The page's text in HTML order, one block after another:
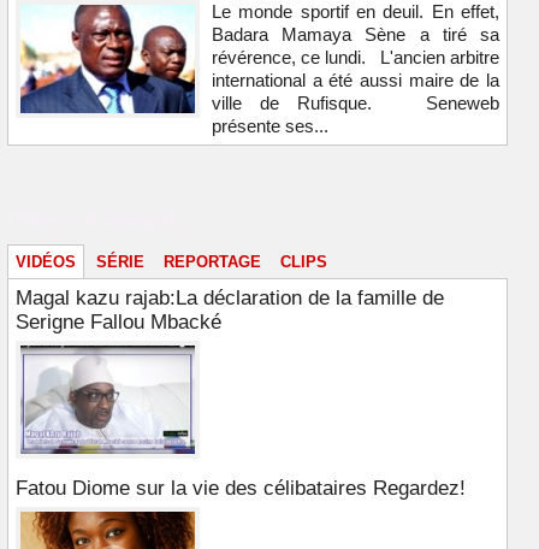
Le monde sportif en deuil. En effet,
Badara Mamaya Sène a tiré sa
révérence, ce lundi. L'ancien arbitre
international a été aussi maire de la
ville de Rufisque. Seneweb
présente ses...
VIDÉOS SÉRIE REPORTAGE CLIPS
Magal kazu rajab:La déclaration de la famille de
Serigne Fallou Mbacké
Fatou Diome sur la vie des célibataires Regardez!